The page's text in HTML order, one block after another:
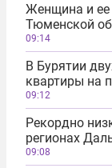
Женщина и ее
Тюменской
09:14
В Бурятии
квартиры на
09:12
Рекордно
регионах
09:08